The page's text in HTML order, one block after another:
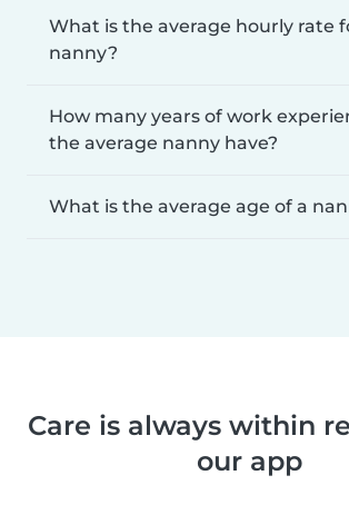
What is the average hourly rate
nanny?
How many years of work
the average nanny have?
What is the average age of a
Care is always within
our app